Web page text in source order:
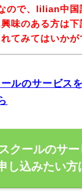
ので、lilian中国
味のある方は
てみてはいかが
ルのサービス
クールのサ
し込みたい方